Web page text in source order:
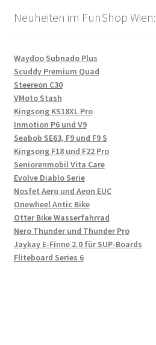
Neuheiten im FunShop Wien:
Waydoo Subnado Plus
Scuddy Premium Quad
Steereon C30
VMoto Stash
Kingsong KS18XL Pro
Inmotion P6 und V9
Seabob SE63, F9 und F9 S
Kingsong F18 und F22 Pro
Seniorenmobil Vita Care
Evolve Diablo Serie
Nosfet Aero und Aeon EUC
Onewheel Antic Bike
Otter Bike Wasserfahrrad
Nero Thunder und Thunder Pro
Jaykay E-Finne 2.0 für SUP-Boards
Fliteboard Series 6